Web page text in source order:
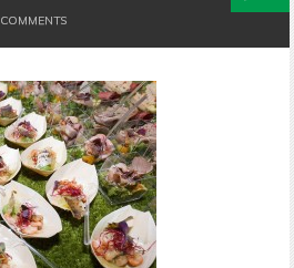
COMMENTS